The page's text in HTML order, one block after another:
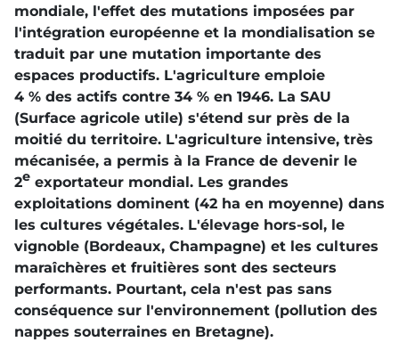
mondiale, l'effet des mutations imposées par
l'intégration européenne et la mondialisation se
traduit par une mutation importante des
espaces productifs. L'agriculture emploie
4 % des actifs contre 34 % en 1946. La SAU
(Surface agricole utile) s'étend sur près de la
moitié du territoire. L'agriculture intensive, très
mécanisée, a permis à la France de devenir le
2e exportateur mondial. Les grandes
exploitations dominent (42 ha en moyenne) dans
les cultures végétales. L'élevage hors-sol, le
vignoble (Bordeaux, Champagne) et les cultures
maraîchères et fruitières sont des secteurs
performants. Pourtant, cela n'est pas sans
conséquence sur l'environnement (pollution des
nappes souterraines en Bretagne).